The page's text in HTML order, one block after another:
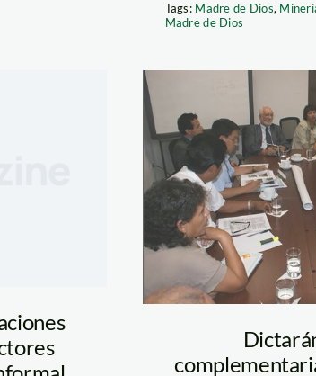
Tags: Madre de Dios,
Madre de Dios